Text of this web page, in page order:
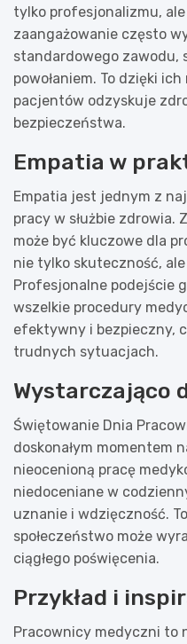
tylko profesjonalizmu, ale
zaangażowanie często
standardowego zawodu,
powołaniem. To dzięki
pacjentów odzyskuje
bezpieczeństwa.
Empatia w
Empatia jest jednym z
pracy w służbie zdrowia.
może być kluczowe dla
nie tylko skuteczność,
Profesjonalne podejście
wszelkie procedury
efektywny i bezpieczny,
trudnych sytuacjach.
Wystarczająco
Świętowanie Dnia
doskonałym momentem
nieocenioną pracę
niedoceniane w
uznanie i wdzięczność.
społeczeństwo może
ciągłego poświęcenia.
Przykład i
Pracownicy medyczni to